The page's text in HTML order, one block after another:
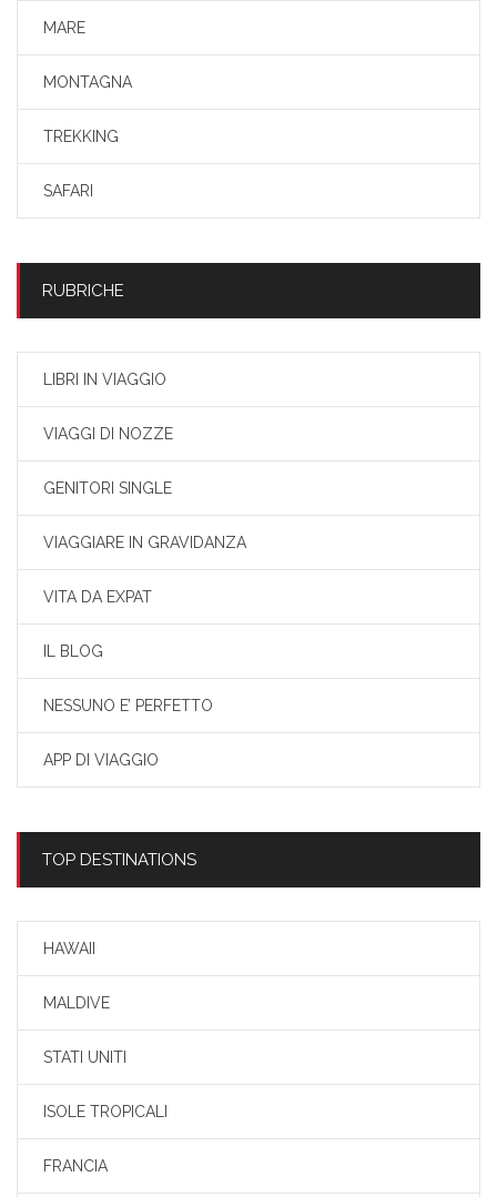
MARE
MONTAGNA
TREKKING
SAFARI
RUBRICHE
LIBRI IN VIAGGIO
VIAGGI DI NOZZE
GENITORI SINGLE
VIAGGIARE IN GRAVIDANZA
VITA DA EXPAT
IL BLOG
NESSUNO E’ PERFETTO
APP DI VIAGGIO
TOP DESTINATIONS
HAWAII
MALDIVE
STATI UNITI
ISOLE TROPICALI
FRANCIA